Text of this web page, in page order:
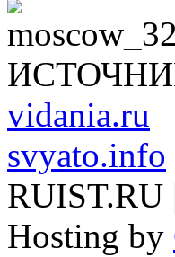
vidania.ru
svyato.info
Hosting by